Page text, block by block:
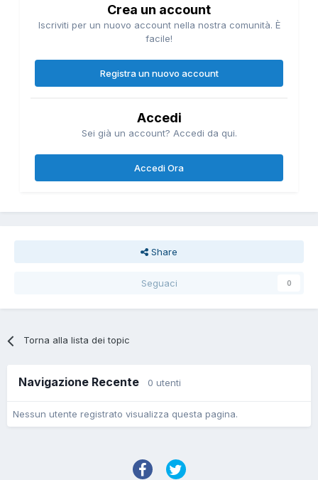
Crea un account
Iscriviti per un nuovo account nella nostra comunità. È
facile!
Registra un nuovo account
Accedi
Sei già un account? Accedi da qui.
Accedi Ora
Share
Seguaci 0
Torna alla lista dei topic
Navigazione Recente 0 utenti
Nessun utente registrato visualizza questa pagina.